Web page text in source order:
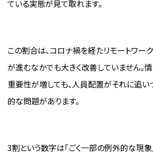
ている実態が見て取れます。
この割合は、コロナ禍を経たリモートワー
が進むなかでも大きく改善していません。
重要性が増しても、人員配置がそれに追
的な問題があります。
3割という数字は「ごく一部の例外的な現象